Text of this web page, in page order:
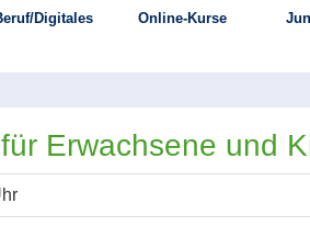
Digitales Online-Kurse
Erwachsene und